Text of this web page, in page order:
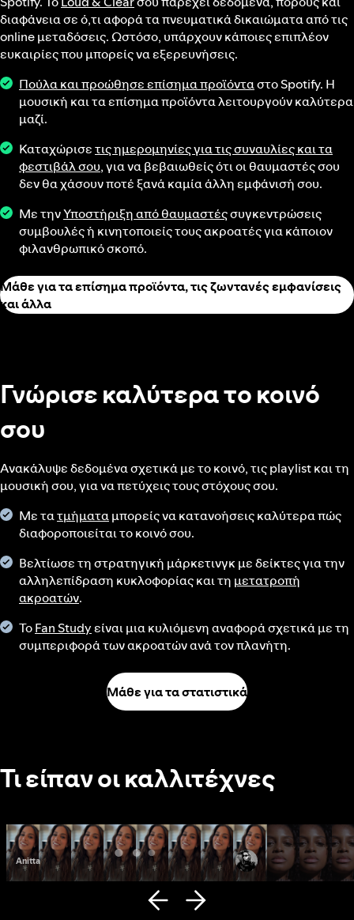
διαφάνεια σε ό,τι αφορά τα πνευματικά δικαιώματα από τις
online μεταδόσεις. Ωστόσο, υπάρχουν κάποιες επιπλέον
ευκαιρίες που μπορείς να εξερευνήσεις.
Πούλα και προώθησε επίσημα προϊόνταστο Spotify. Η
μουσική και τα επίσημα προϊόντα λειτουργούν καλύτερα
μαζί.
Καταχώρισετις ημερομηνίες για τις συναυλίες και τα
φεστιβάλ σου, για να βεβαιωθείς ότι οι θαυμαστές σου
δεν θα χάσουν ποτέ ξανά καμία άλλη εμφάνισή σου.
Με τηνΥποστήριξη από θαυμαστέςσυγκεντρώσεις
συμβουλές ή κινητοποιείς τους ακροατές για κάποιον
φιλανθρωπικό σκοπό.
Μάθε για τα επίσημα προϊόντα, τις ζωντανές εμφανίσεις
και άλλα
Γνώρισε καλύτερα το κοινό
σου
Ανακάλυψε δεδομένα σχετικά με το κοινό, τις playlist και τη
μουσική σου, για να πετύχεις τους στόχους σου.
Με τατμήματαμπορείς να κατανοήσεις καλύτερα πώς
διαφοροποιείται το κοινό σου.
Βελτίωσε τη στρατηγική μάρκετινγκ με δείκτες για την
αλληλεπίδραση κυκλοφορίας και τη μετατροπή
ακροατών.
ΤοFan Studyείναι μια κυλιόμενη αναφορά σχετικά με τη
συμπεριφορά των ακροατών ανά τον πλανήτη.
Μάθε για τα στατιστικά
Τι είπαν οι καλλιτέχνες
Anitta Fana Hues